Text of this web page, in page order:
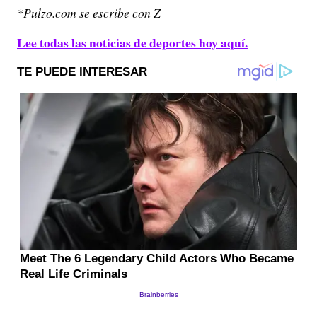
*Pulzo.com se escribe con Z
Lee todas las noticias de deportes hoy aquí.